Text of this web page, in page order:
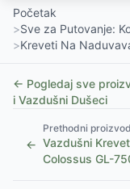
Početak
>Sve za Putovanje:
>Kreveti Na
← Pogledaj sve
i Vazdušni Dušeci
←
Prethodni proizvod
Vazdušni Krevet
Colossus GL-